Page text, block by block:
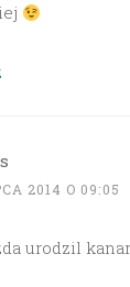
2014 O 09:05
urodzil